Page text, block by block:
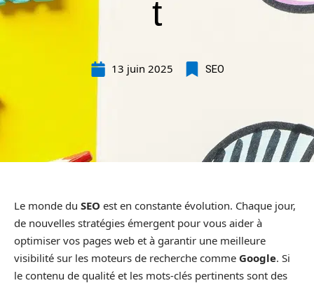
t
13 juin 2025 SEO
Le monde du SEO est en constante évolution. Chaque jour,
de nouvelles stratégies émergent pour vous aider à
optimiser vos pages web et à garantir une meilleure
visibilité sur les moteurs de recherche comme Google. Si
le contenu de qualité et les mots-clés pertinents sont des